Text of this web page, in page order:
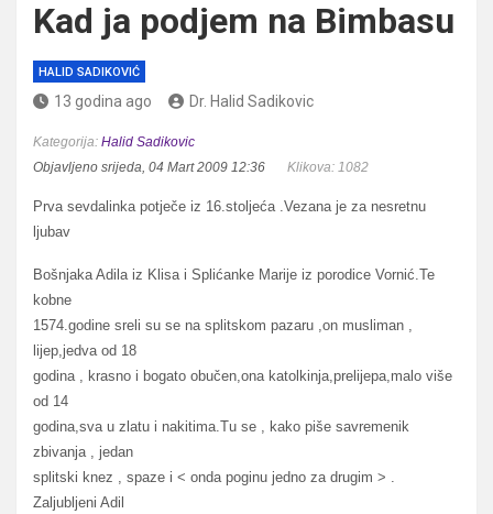
Kad ja podjem na Bimbasu
HALID SADIKOVIĆ
13 godina ago Dr. Halid Sadikovic
Kategorija: Halid Sadikovic
Objavljeno srijeda, 04 Mart 2009 12:36
Klikova: 1082
Prva sevdalinka potječe iz 16.stoljeća .Vezana je za nesretnu
ljubav
Bošnjaka Adila iz Klisa i Splićanke Marije iz porodice Vornić.Te
kobne
1574.godine sreli su se na splitskom pazaru ,on musliman ,
lijep,jedva od 18
godina , krasno i bogato obučen,ona katolkinja,prelijepa,malo više
od 14
godina,sva u zlatu i nakitima.Tu se , kako piše savremenik
zbivanja , jedan
splitski knez , spaze i < onda poginu jedno za drugim > .
Zaljubljeni Adil